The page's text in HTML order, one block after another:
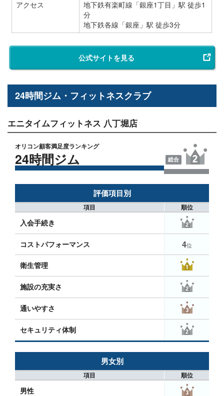
アクセス
地下鉄有楽町線「銀座1丁目」駅 徒歩1
分
地下鉄各線「銀座」駅 徒歩3分
公式サイトを見る
24時間ジム・フィットネスクラブ
エニタイムフィットネス 八丁堀店
オリコン顧客満足度ランキング
24時間ジム 総合
評価項目別
項目 順位
入会手続き
コストパフォーマンス 4位
衛生管理
施設の充実さ
通いやすさ
セキュリティ体制
男女別
項目 順位
男性